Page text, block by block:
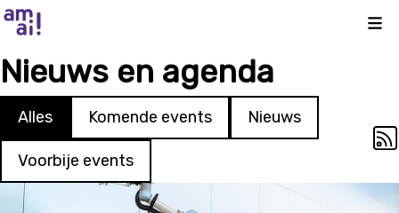
Nieuws en agenda
Alles Komende events Nieuws
Voorbije events